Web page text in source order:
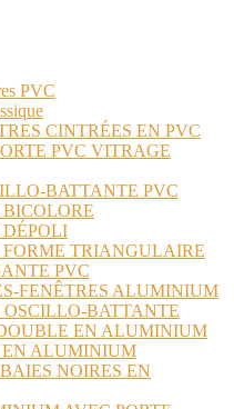
PVC
CINTRÉES EN PVC
PVC VITRAGE
BATTANTE PVC
DÉPOLI
FORME TRIANGULAIRE
PVC
FENÊTRES ALUMINIUM
BATTANTE
EN ALUMINIUM
EN ALUMINIUM
NOIRES EN